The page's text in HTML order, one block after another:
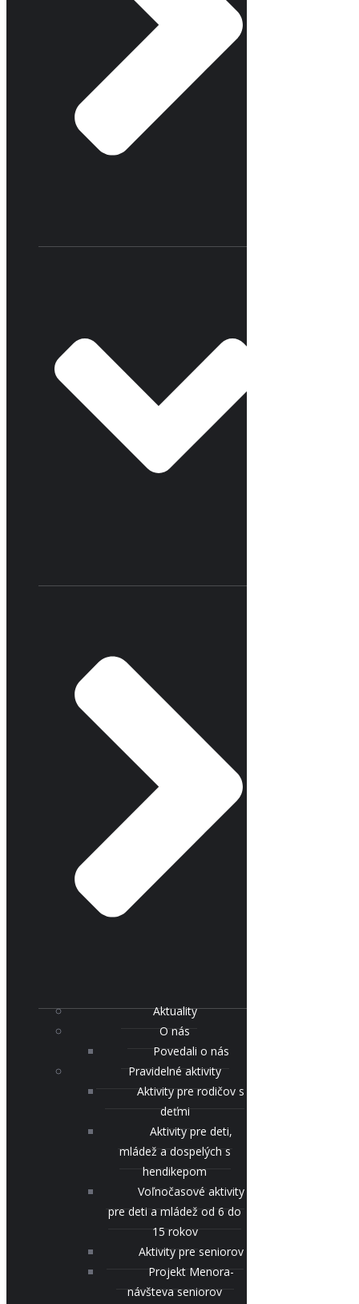
Aktuality
O nás
Povedali o nás
Pravidelné aktivity
Aktivity pre rodičov s
deťmi
Aktivity pre deti,
mládež a dospelých s
hendikepom
Voľnočasové aktivity
pre deti a mládež od 6 do
15 rokov
Aktivity pre seniorov
Projekt Menora-
návšteva seniorov